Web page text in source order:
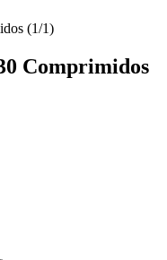
Comprimidos